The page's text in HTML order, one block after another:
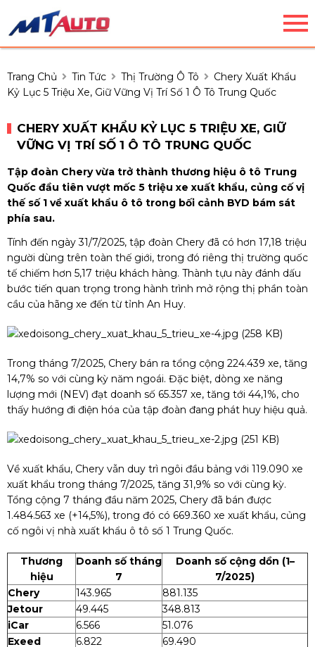
Trang Chủ Tin Tức Thị Trường Ô Tô
Chery Xuất Khẩu
Kỷ Lục 5 Triệu Xe, Giữ Vững Vị Trí Số 1 Ô Tô Trung Quốc
CHERY XUẤT KHẨU KỶ LỤC 5 TRIỆU XE, GIỮ
VỮNG VỊ TRÍ SỐ 1 Ô TÔ TRUNG QUỐC
Tập đoàn Chery vừa trở thành thương hiệu ô tô Trung
Quốc đầu tiên vượt mốc 5 triệu xe xuất khẩu, củng cố vị
thế số 1 về xuất khẩu ô tô trong bối cảnh BYD bám sát
phía sau.
Tính đến ngày 31/7/2025, tập đoàn Chery đã có hơn 17,18 triệu
người dùng trên toàn thế giới, trong đó riêng thị trường quốc
tế chiếm hơn 5,17 triệu khách hàng. Thành tựu này đánh dấu
bước tiến quan trọng trong hành trình mở rộng thị phần toàn
cầu của hãng xe đến từ tỉnh An Huy.
Trong tháng 7/2025, Chery bán ra tổng cộng 224.439 xe, tăng
14,7% so với cùng kỳ năm ngoái. Đặc biệt, dòng xe năng
lượng mới (NEV) đạt doanh số 65.357 xe, tăng tới 44,1%, cho
thấy hướng đi điện hóa của tập đoàn đang phát huy hiệu quả.
Về xuất khẩu, Chery vẫn duy trì ngôi đầu bảng với 119.090 xe
xuất khẩu trong tháng 7/2025, tăng 31,9% so với cùng kỳ.
Tổng cộng 7 tháng đầu năm 2025, Chery đã bán được
1.484.563 xe (+14,5%), trong đó có 669.360 xe xuất khẩu, củng
cố ngôi vị nhà xuất khẩu ô tô số 1 Trung Quốc.
Thương
hiệu
Doanh số tháng
7
Doanh số cộng dồn (1–
7/2025)
Chery
143.965
881.135
Jetour
49.445
348.813
iCar
6.566
51.076
Exeed
6.822
69.490